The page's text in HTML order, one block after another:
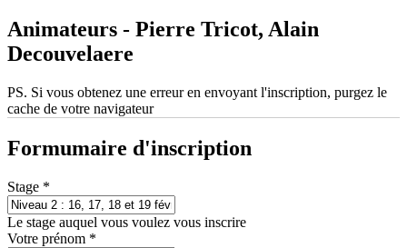
Animateurs - Pierre Tricot, Alain
Decouvelaere
PS. Si vous obtenez une erreur en envoyant l'inscription, purgez le
cache de votre navigateur
Formumaire d'inscription
Stage *
Le stage auquel vous voulez vous inscrire
Votre prénom *